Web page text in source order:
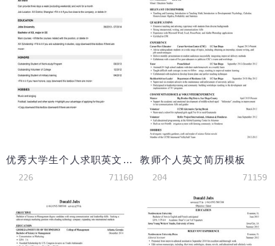
优秀大学生个人求职英文简历模板（突出荣誉和特长）
226 71160
教师个人英文简历模板
204 71159